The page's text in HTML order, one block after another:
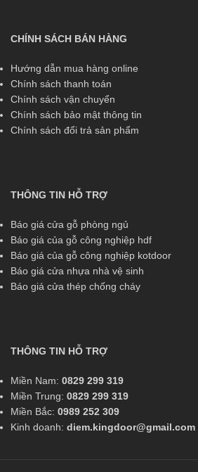
CHÍNH SÁCH BÁN HÀNG
Hướng dẫn mua hàng online
Chính sách thanh toán
Chính sách vận chuyển
Chính sách bảo mật thông tin
Chính sách đổi trả sản phẩm
THÔNG TIN HỖ TRỢ
Báo giá cửa gỗ phòng ngủ
Báo giá của gỗ công nghiệp hdf
Báo giá của gỗ công nghiệp kotdoor
Báo giá cửa nhựa nhà vệ sinh
Báo giá cửa thép chống cháy
THÔNG TIN HỖ TRỢ
Miền Nam: 0829 299 319
Miền Trung: 0829 299 319
Miền Bắc: 0989 252 309
Kinh doanh: diem.kingdoor@gmail.com